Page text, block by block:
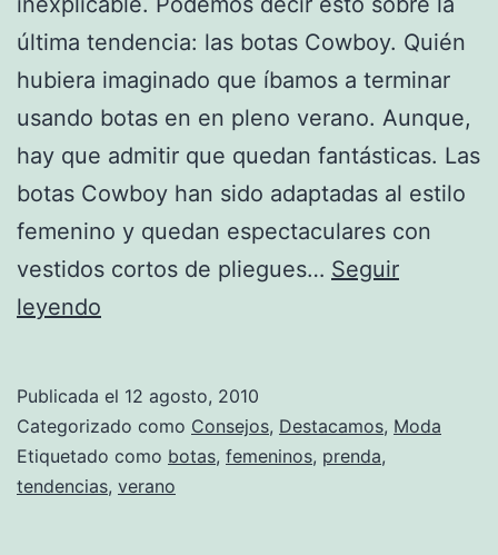
última tendencia: las botas Cowboy. Quién
hubiera imaginado que íbamos a terminar
usando botas en en pleno verano. Aunque,
hay que admitir que quedan fantásticas. Las
botas Cowboy han sido adaptadas al estilo
femenino y quedan espectaculares con
vestidos cortos de pliegues… Seguir
leyendo
Publicada el 12 agosto, 2010
Categorizado como Consejos, Destacamos, Moda
Etiquetado como botas, femeninos, prenda,
tendencias, verano